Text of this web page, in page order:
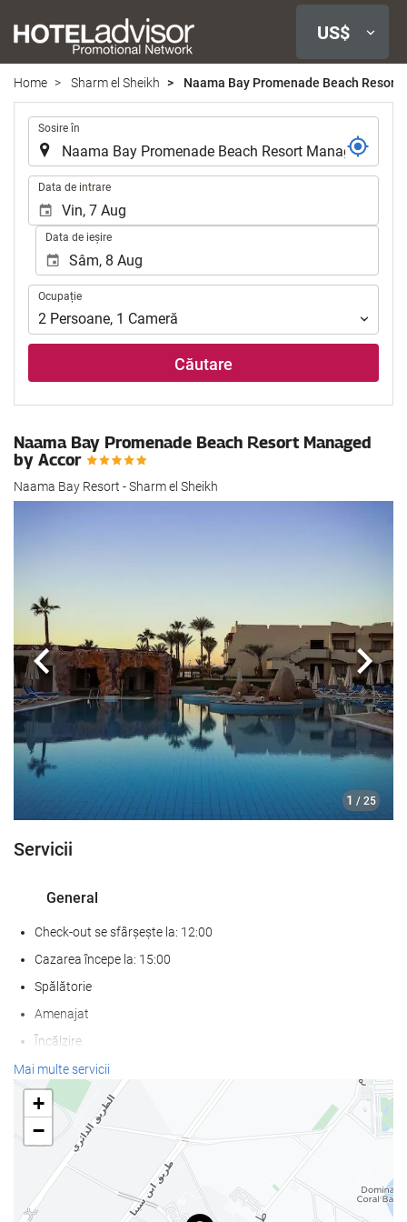
US$
Home Sharm el Sheikh Naama Bay Promenade Beach Resort
Sosire în
Data de intrare
Data de ieșire
Ocupație
Ocupație
2 Persoane, 1 Cameră
Căutare
Naama Bay Promenade Beach Resort Managed
by Accor
Naama Bay Resort - Sharm el Sheikh
1 / 25
Anterioară
Servicii
General
Check-out se sfârșește la: 12:00
Cazarea începe la: 15:00
Spălătorie
Amenajat
Încălzire
Acces imediat la plajă
Acces pentru persoanele cu mobilitate redusă
Camere pentru nefumători
fumatul interzis în toate spaţiile publice şi private
Zonă pentru fumat
Nu sunt permise animale de companie
Mai multe servicii
+
−